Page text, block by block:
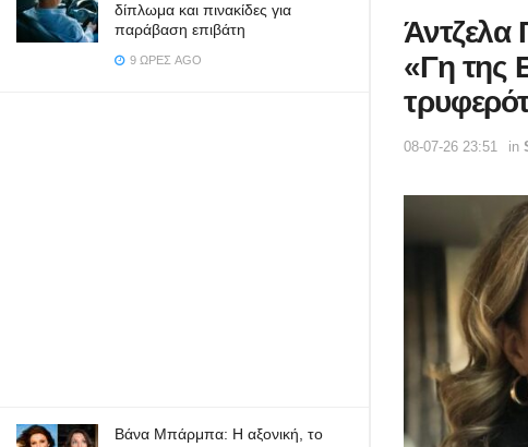
δίπλωμα και πινακίδες για
παράβαση επιβάτη
9 ΏΡΕΣ AGO
Βάνα Μπάρμπα: Η αξονική, το
Άντζελα
«Γη της
08-07-26 23:51 in